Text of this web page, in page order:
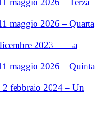
maggio 2026 – Quarta
2023 — La
maggio 2026 – Quinta
febbraio 2024 – Un